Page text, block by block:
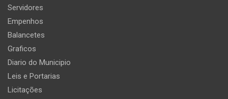
Servidores
Empenhos
Balancetes
Graficos
Diario do Municipio
Leis e Portarias
Licitações